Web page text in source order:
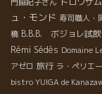
ュ・モンド 寿司職人・
橋 B.B.B. ボジョレ試
Rémi Sédès Domaine
アゼロ 旅行 ラ・ペリエ
bistro YUIGA de